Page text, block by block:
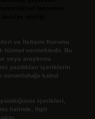
ve İletişim Kurumu
hizmet vermektedir. Bu
veya araştırma
yazdıkları içeriklerin
sorumluluğu kabul
içerikleri,
halinde, ilgili